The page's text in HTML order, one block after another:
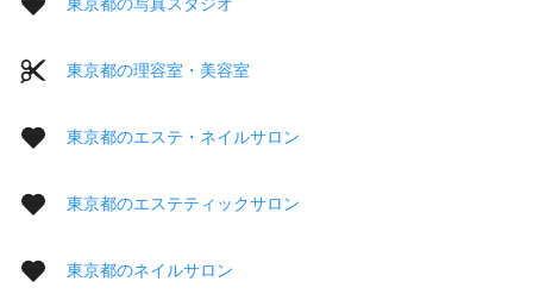
東京都の理容室・美容室
東京都のエステ・ネイルサロン
東京都のエステティックサロン
東京都のネイルサロン